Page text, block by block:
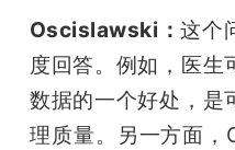
Oscislawski：这个
度回答。例如，医生
数据的一个好处，是
理质量。另一方面